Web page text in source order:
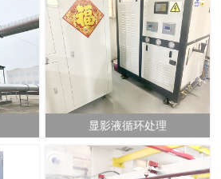
显影液循环处理